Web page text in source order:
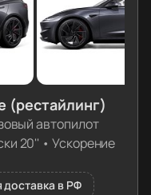
(рестайлинг)
автопилот
20'' • Ускорение
доставка в РФ